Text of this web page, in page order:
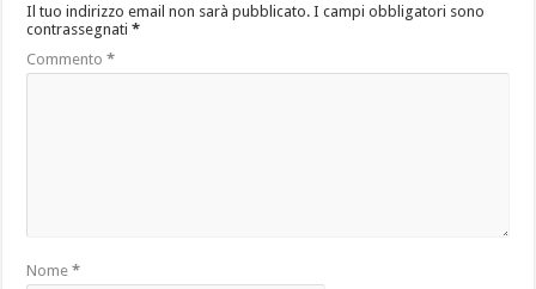
Il tuo indirizzo email non sarà pubblicato. I campi obbligatori sono
contrassegnati*
Commento*
Nome*